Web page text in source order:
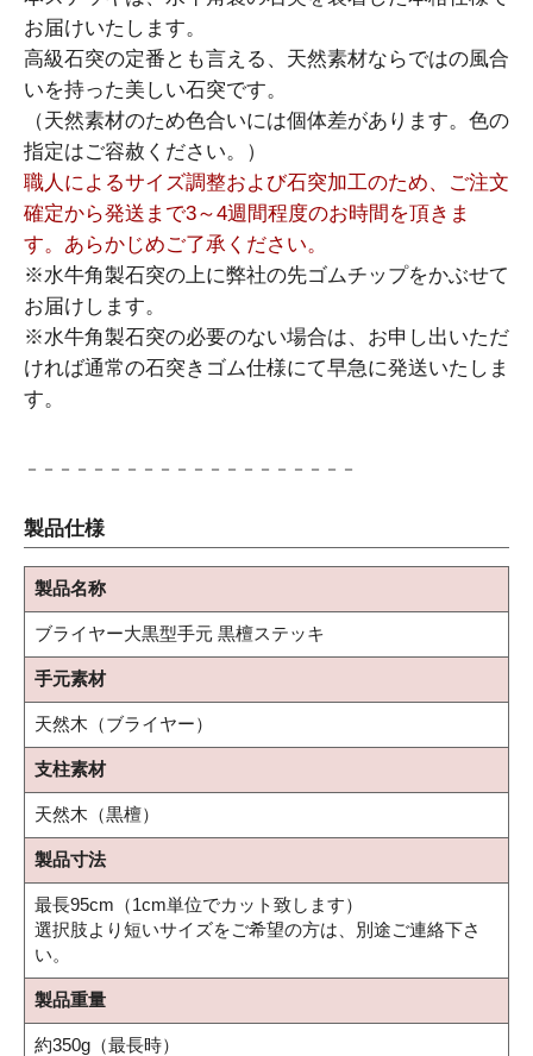
お届けいたします。
高級石突の定番とも言える、天然素材ならではの風合
いを持った美しい石突です。
（天然素材のため色合いには個体差があります。色の
指定はご容赦ください。）
職人によるサイズ調整および石突加工のため、ご注文
確定から発送まで3～4週間程度のお時間を頂きま
す。あらかじめご了承ください。
※水牛角製石突の上に弊社の先ゴムチップをかぶせて
お届けします。
※水牛角製石突の必要のない場合は、お申し出いただ
ければ通常の石突きゴム仕様にて早急に発送いたしま
す。
－－－－－－－－－－－－－－－－－－－－
製品仕様
製品名称
ブライヤー大黒型手元 黒檀ステッキ
手元素材
天然木（ブライヤー）
支柱素材
天然木（黒檀）
製品寸法
最長95cm（1cm単位でカット致します）
選択肢より短いサイズをご希望の方は、別途ご連絡下さ
い。
製品重量
約350g（最長時）